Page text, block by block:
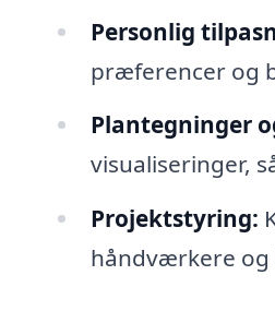
Personlig
præferencer og
Plantegninger
visualiseringer,
Projektstyring:
håndværkere og